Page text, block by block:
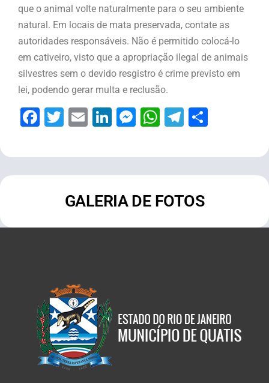
que o animal volte naturalmente para o seu ambiente
natural. Em locais de mata preservada, contate as
autoridades responsáveis. Não é permitido colocá-lo
em cativeiro, visto que a apropriação ilegal de animais
silvestres sem o devido resgistro é crime previsto em
lei, podendo gerar multa e reclusão.
Facebook
Twitter
EmailLinkedIn
Messenger
WhatsApp
Telegram
GALERIA DE FOTOS